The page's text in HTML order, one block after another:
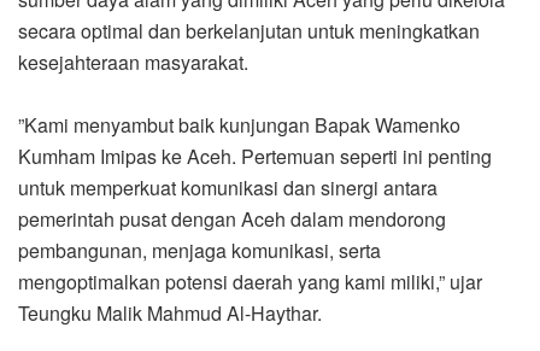
secara optimal dan berkelanjutan untuk meningkatkan
kesejahteraan masyarakat.
‎”Kami menyambut baik kunjungan Bapak Wamenko
Kumham Imipas ke Aceh. Pertemuan seperti ini penting
untuk memperkuat komunikasi dan sinergi antara
pemerintah pusat dengan Aceh dalam mendorong
pembangunan, menjaga komunikasi, serta
mengoptimalkan potensi daerah yang kami miliki,” ujar
Teungku Malik Mahmud Al-Haythar.